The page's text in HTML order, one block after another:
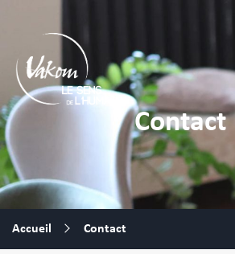
Contact
Accueil Contact